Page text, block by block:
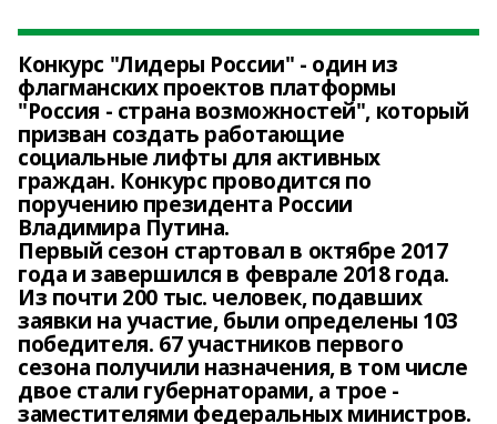
Конкурс "Лидеры России" - один из
флагманских проектов платформы
"Россия - страна возможностей", который
призван создать работающие
социальные лифты для активных
граждан. Конкурс проводится по
поручению президента России
Владимира Путина.
Первый сезон стартовал в октябре 2017
года и завершился в феврале 2018 года.
Из почти 200 тыс. человек, подавших
заявки на участие, были определены 103
победителя. 67 участников первого
сезона получили назначения, в том числе
двое стали губернаторами, а трое -
заместителями федеральных министров.